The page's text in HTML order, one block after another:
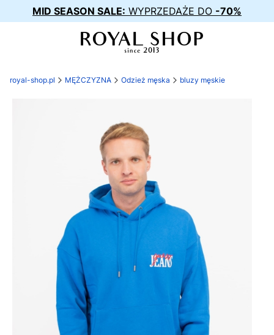
MID SEASON SALE: WYPRZEDAŻE DO -70%
royal-shop.pl MĘŻCZYZNA Odzież męska bluzy męskie